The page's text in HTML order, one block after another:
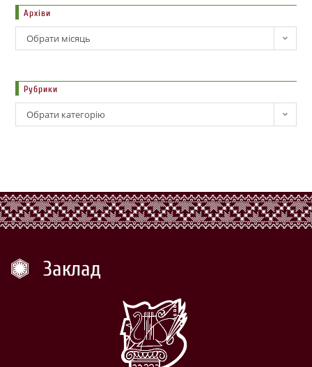
Архіви
Обрати місяць
Рубрики
Обрати категорію
Заклад